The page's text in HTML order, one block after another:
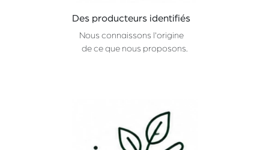
Des producteurs identifiés
Nous connaissons l'origine
de ce que nous proposons.